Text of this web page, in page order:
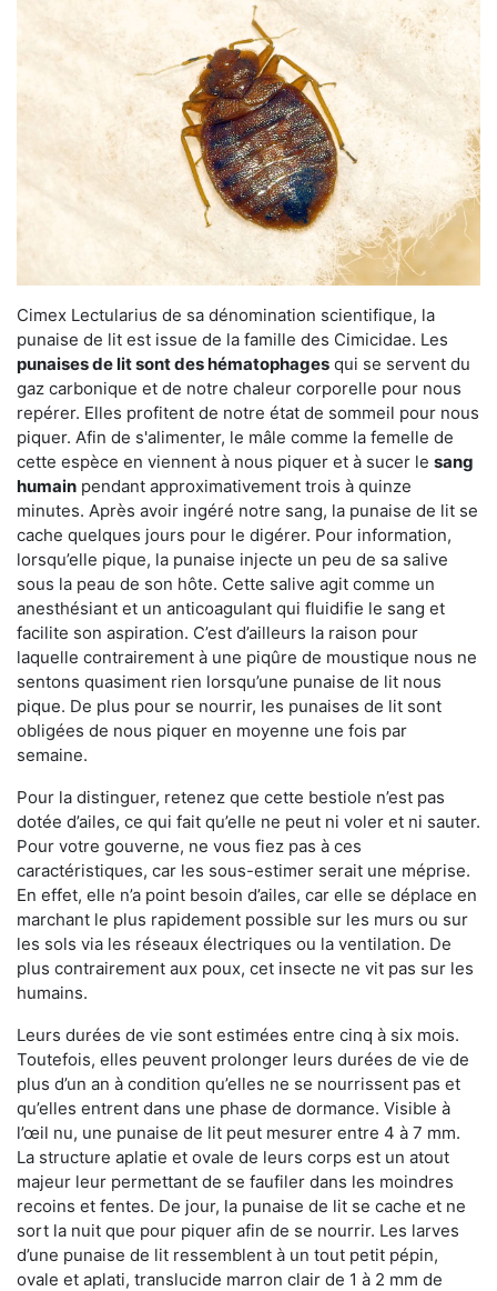
Cimex Lectularius de sa dénomination scientifique, la
punaise de lit est issue de la famille des Cimicidae. Les
punaises de lit sont des hématophages qui se servent du
gaz carbonique et de notre chaleur corporelle pour nous
repérer. Elles profitent de notre état de sommeil pour nous
piquer. Afin de s'alimenter, le mâle comme la femelle de
cette espèce en viennent à nous piquer et à sucer le sang
humain pendant approximativement trois à quinze
minutes. Après avoir ingéré notre sang, la punaise de lit se
cache quelques jours pour le digérer. Pour information,
lorsqu’elle pique, la punaise injecte un peu de sa salive
sous la peau de son hôte. Cette salive agit comme un
anesthésiant et un anticoagulant qui fluidifie le sang et
facilite son aspiration. C’est d’ailleurs la raison pour
laquelle contrairement à une piqûre de moustique nous ne
sentons quasiment rien lorsqu’une punaise de lit nous
pique. De plus pour se nourrir, les punaises de lit sont
obligées de nous piquer en moyenne une fois par
semaine.
Pour la distinguer, retenez que cette bestiole n’est pas
dotée d’ailes, ce qui fait qu’elle ne peut ni voler et ni sauter.
Pour votre gouverne, ne vous fiez pas à ces
caractéristiques, car les sous-estimer serait une méprise.
En effet, elle n’a point besoin d’ailes, car elle se déplace en
marchant le plus rapidement possible sur les murs ou sur
les sols via les réseaux électriques ou la ventilation. De
plus contrairement aux poux, cet insecte ne vit pas sur les
humains.
Leurs durées de vie sont estimées entre cinq à six mois.
Toutefois, elles peuvent prolonger leurs durées de vie de
plus d’un an à condition qu’elles ne se nourrissent pas et
qu’elles entrent dans une phase de dormance. Visible à
l’œil nu, une punaise de lit peut mesurer entre 4 à 7 mm.
La structure aplatie et ovale de leurs corps est un atout
majeur leur permettant de se faufiler dans les moindres
recoins et fentes. De jour, la punaise de lit se cache et ne
sort la nuit que pour piquer afin de se nourrir. Les larves
d’une punaise de lit ressemblent à un tout petit pépin,
ovale et aplati, translucide marron clair de 1 à 2 mm de